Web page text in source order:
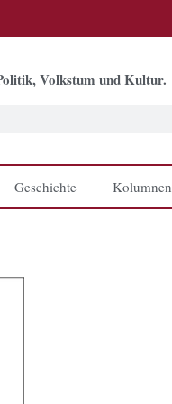
Volkstum und Kultur.
Geschichte Kolumnen